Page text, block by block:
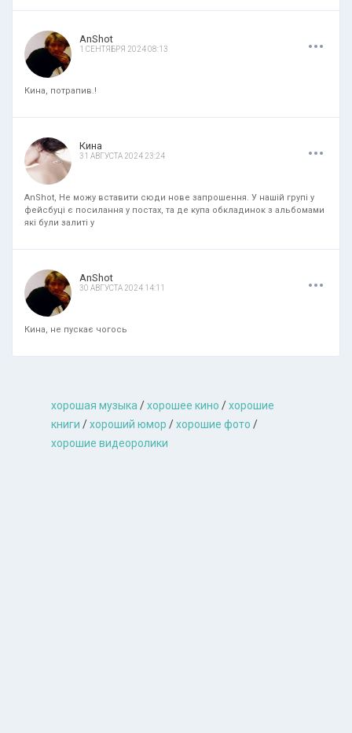
AnShot
1 СЕНТЯБРЯ 2024 08:13 ...
Кина, потрапив.!
Кина
31 АВГУСТА 2024 23:24 ...
AnShot, Не можу вставити сюди нове запрошення. У нашій групі у
фейсбуці є посилання у постах, та де купа обкладинок з альбомами
які були залиті у
AnShot
30 АВГУСТА 2024 14:11 ...
Кина, не пускає чогось
хорошая музыкa /хорошее кино /хорошие
книги /хороший юмор /хорошие фото /
хорошие видеоролики